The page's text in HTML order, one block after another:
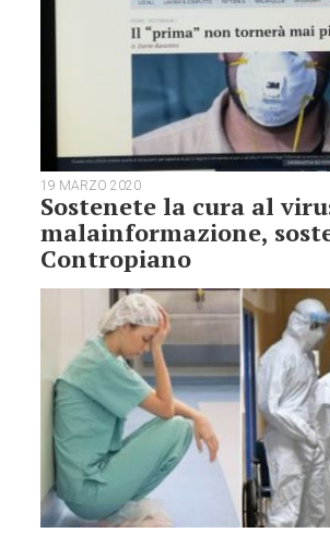
19 MARZO 2020
Sostenete la cura al
malainformazione,
Contropiano